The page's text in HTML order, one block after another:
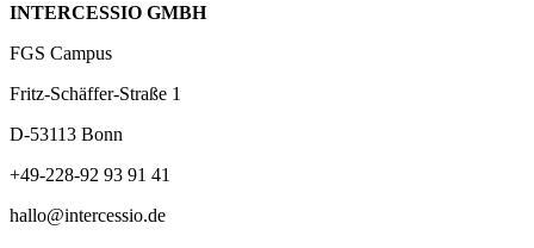
INTERCESSIO GMBH
FGS Campus
Fritz-Schäffer-Straße 1
D-53113 Bonn
+49-228-92 93 91 41
hallo@intercessio.de